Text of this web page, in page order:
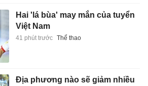
Hai 'lá bùa' may mắn của tuyển
Việt Nam
41 phút trước Thể thao
Địa phương nào sẽ giảm nhiều